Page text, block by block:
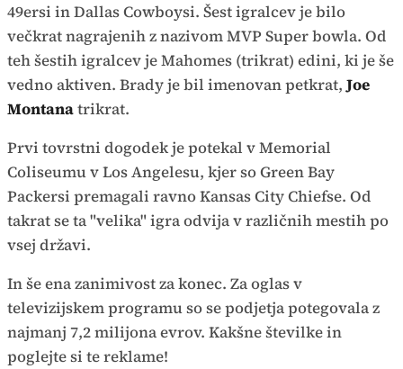
49ersi in Dallas Cowboysi. Šest igralcev je bilo
večkrat nagrajenih z nazivom MVP Super bowla. Od
teh šestih igralcev je Mahomes (trikrat) edini, ki je še
vedno aktiven. Brady je bil imenovan petkrat,Joe
Montanatrikrat.
Prvi tovrstni dogodek je potekal v Memorial
Coliseumu v Los Angelesu, kjer so Green Bay
Packersi premagali ravno Kansas City Chiefse. Od
takrat se ta "velika" igra odvija v različnih mestih po
vsej državi.
In še ena zanimivost za konec. Za oglas v
televizijskem programu so se podjetja potegovala z
najmanj 7,2 milijona evrov. Kakšne številke in
poglejte si te reklame!